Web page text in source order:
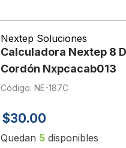
Nextep Soluciones
Calculadora Nextep 8
Cordón Nxpcacab013
: NE-187C
$30.00
Quedan 5disponibles